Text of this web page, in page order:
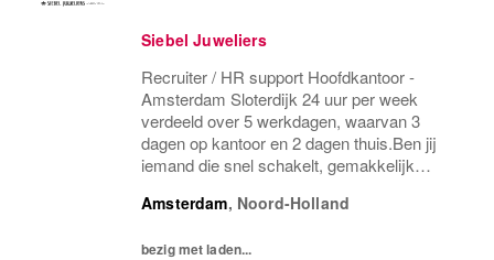
Siebel Juweliers
Recruiter / HR support Hoofdkantoor -
Amsterdam Sloterdijk 24 uur per week
verdeeld over 5 werkdagen, waarvan 3
dagen op kantoor en 2 dagen thuis.Ben jij
iemand die snel schakelt, gemakkelijk
Amsterdam, Noord-Holland
bezig met laden...